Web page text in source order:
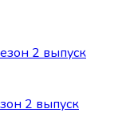
2 выпуск
2 выпуск